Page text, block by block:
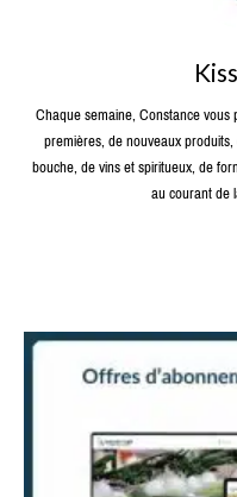
Chaque semaine, Constance vous
premières, de nouveaux
bouche, de vins et spiritueux, de
au courant de